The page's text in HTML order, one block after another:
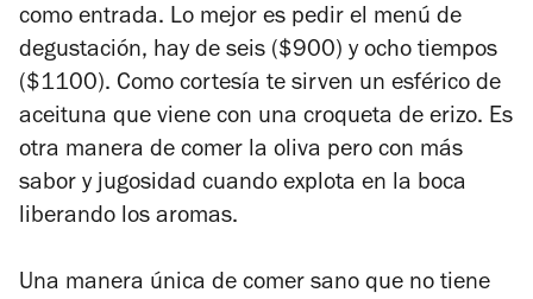
como entrada. Lo mejor es pedir el menú de
degustación, hay de seis ($900) y ocho tiempos
($1100). Como cortesía te sirven un esférico de
aceituna que viene con una croqueta de erizo. Es
otra manera de comer la oliva pero con más
sabor y jugosidad cuando explota en la boca
liberando los aromas.
Una manera única de comer sano que no tiene